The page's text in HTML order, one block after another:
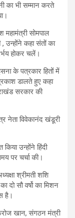
का भी सम्मान करते
सोमपाल
उन्होंने कहा संतों का
होकर चलें।
के पत्रकार हितों में
डालते हुए कहा
सरकार की
नेता विवेकानंद खंडूरी
किया उन्होंने हिंदी
पर चर्चा की।
श्रीमती शशि
दो सौ वर्षो का मिशन
है।
खान, संगठन मंत्री